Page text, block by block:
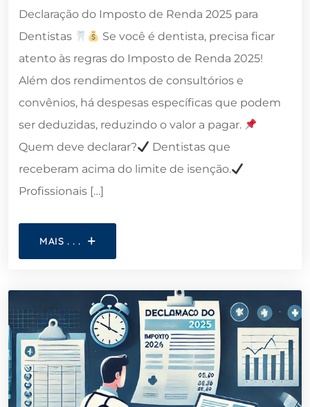
Declaração do Imposto de Renda 2025 para
Dentistas
Se você é dentista, precisa ficar
atento às regras do Imposto de Renda 2025!
Além dos rendimentos de consultórios e
convênios, há despesas específicas que podem
ser deduzidas, reduzindo o valor a pagar.
Quem deve declarar?
Dentistas que
receberam acima do limite de isenção.
Profissionais […]
MAIS . . .